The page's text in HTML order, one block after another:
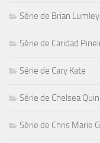
Série de Brian Lumley
Série de Caridad
Série de Cary Kate
Série de Chelsea
Série de Chris Marie